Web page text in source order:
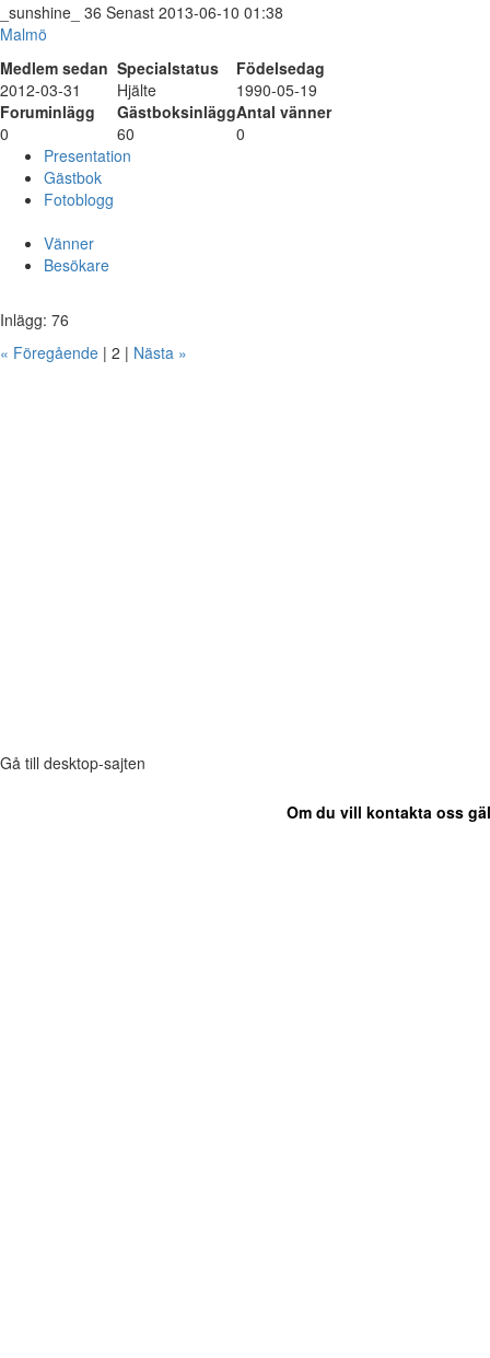
_sunshine_ 36 Senast 2013-06-10 01:38
Malmö
Medlem sedan Specialstatus
Födelsedag
2012-03-31
Hjälte
1990-05-19
Foruminlägg
GästboksinläggAntal vänner
0
60
0
Presentation
Gästbok
Fotoblogg
Vänner
Besökare
Inlägg: 76
« Föregående | 2 | Nästa »
Gå till desktop-sajten
Om du vill kontakta oss